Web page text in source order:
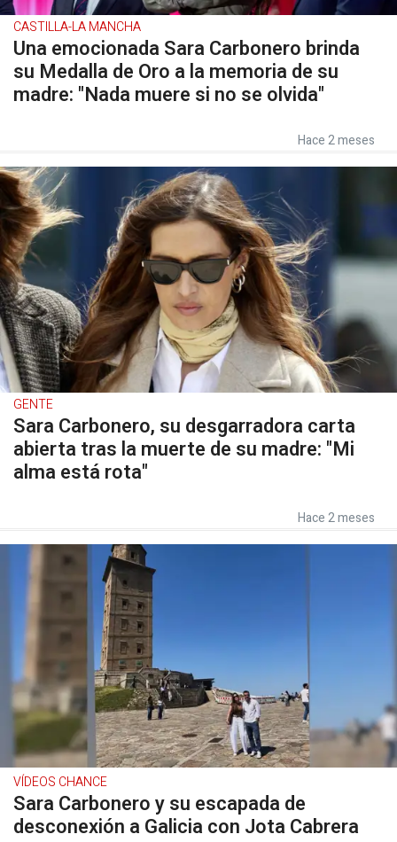
CASTILLA-LA MANCHA
Una emocionada Sara Carbonero brinda
su Medalla de Oro a la memoria de su
madre: "Nada muere si no se olvida"
Hace 2 meses
GENTE
Sara Carbonero, su desgarradora carta
abierta tras la muerte de su madre: "Mi
alma está rota"
Hace 2 meses
VÍDEOS CHANCE
Sara Carbonero y su escapada de
desconexión a Galicia con Jota Cabrera